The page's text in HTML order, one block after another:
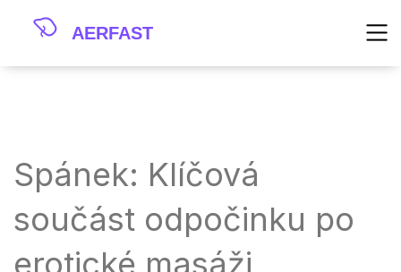
Spánek: Klíčová
součást odpočinku po
erotické masáži